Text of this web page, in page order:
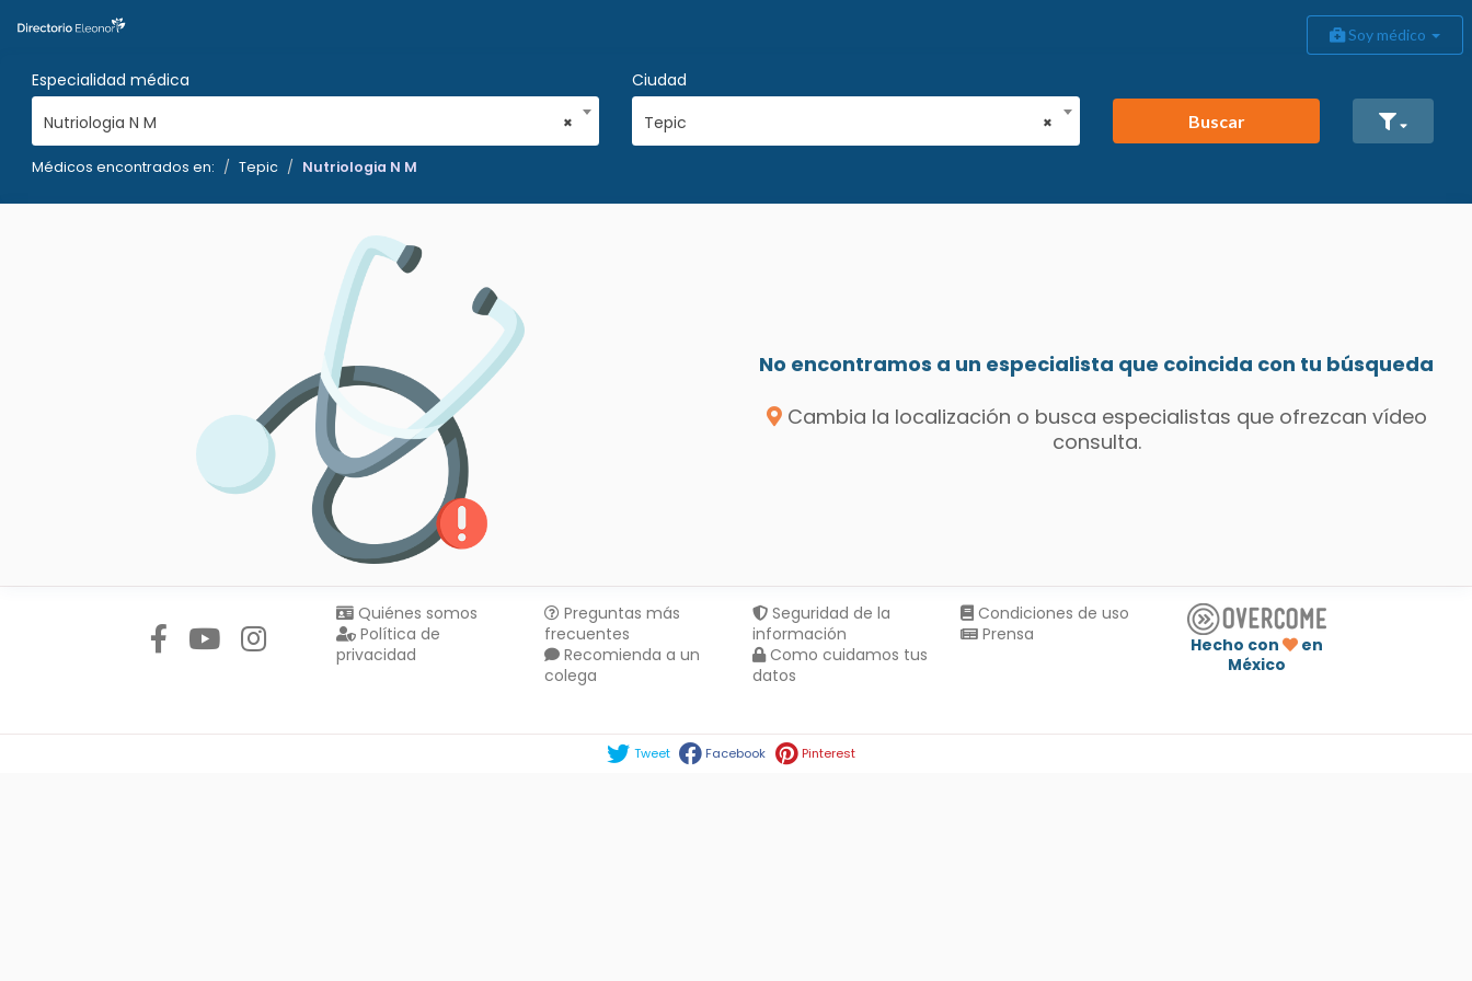
Soy médico
Especialidad médica
×
Nutriologia N M
Ciudad
×
Tepic Buscar
Médicos encontrados en: Tepic Nutriologia N M
No encontramos a un especialista que coincida con tu búsqueda
Cambia la localización o busca especialistas que ofrezcan vídeo
consulta.
Quiénes somos
Política de
privacidad
Preguntas más
frecuentes
Recomienda a un
colega
Seguridad de la
información
Como cuidamos tus
datos
Condiciones de uso
Prensa
Hecho con
en
México
Tweet Facebook Pinterest